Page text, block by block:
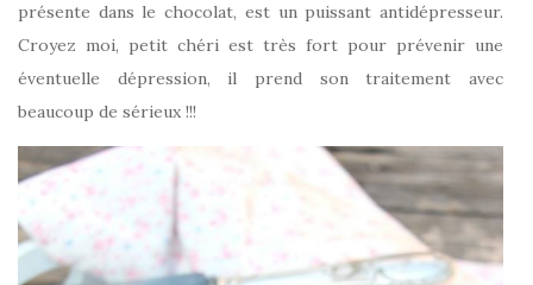
présente dans le chocolat, est un puissant antidépresseur.
Croyez moi, petit chéri est très fort pour prévenir une
éventuelle dépression, il prend son traitement avec
beaucoup de sérieux !!!